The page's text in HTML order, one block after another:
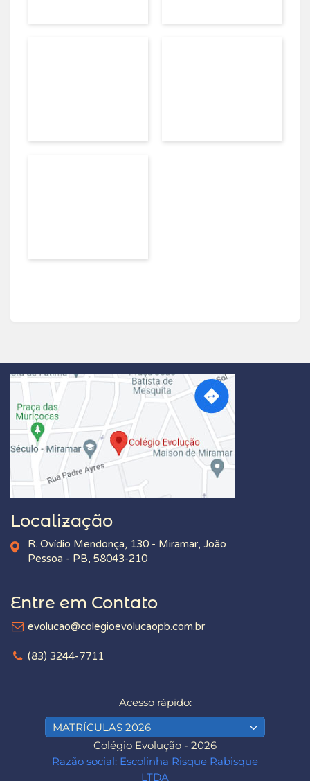
Localização
R. Ovídio Mendonça, 130 - Miramar, João
Pessoa - PB, 58043-210
Entre em Contato
evolucao@colegioevolucaopb.com.br
(83) 3244-7711
Colégio Evolução - 2026
Razão social: Escolinha Risque Rabisque
LTDA
Acesso rápido:
MATRÍCULAS 2026